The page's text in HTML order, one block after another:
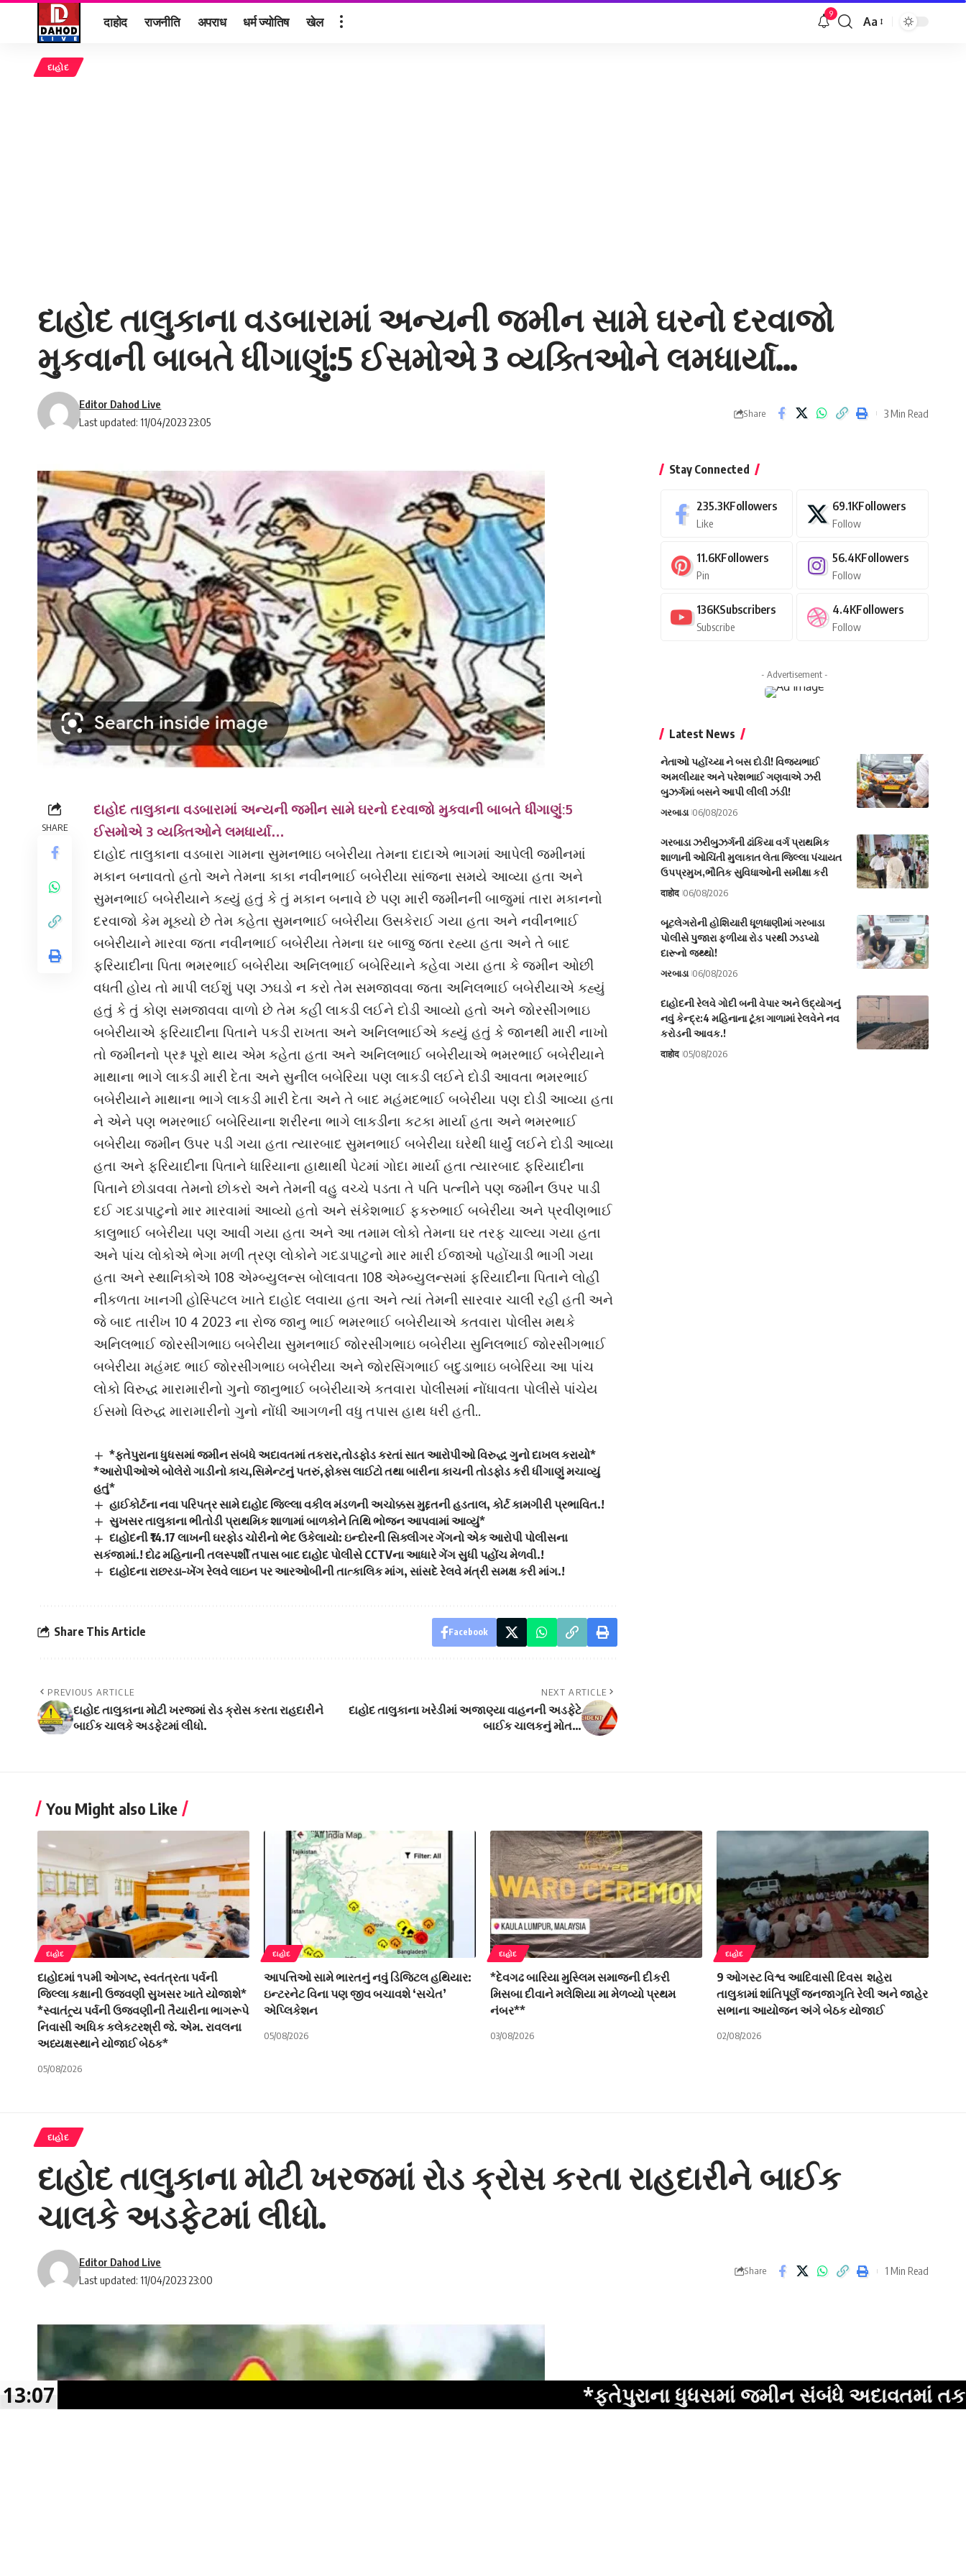
दाहोद राजनीति अपराध धर्म ज्योतिष खेल 9
Font
Aa
દાહોદ
દાહોદ તાલુકાના વડબારામાં અન્યની જમીન સામે ઘરનો દરવાજો
મુકવાની બાબતે ધીંગાણું:5 ઈસમોએ 3 વ્યક્તિઓને લમધાર્યા…
Last updated: 11/04/2023 23:05
Editor Dahod Live
Share 3 Min Read
SHARE
દાહોદ તાલુકાના વડબારામાં અન્યની જમીન સામે ઘરનો દરવાજો મુકવાની બાબતે ધીંગાણું:5
ઈસમોએ 3 વ્યક્તિઓને લમધાર્યા…
દાહોદ તાલુકાના વડબારા ગામના સુમનભાઇ બબેરીયા તેમના દાદાએ ભાગમાં આપેલી જમીનમાં
મકાન બનાવતો હતો અને તેમના કાકા નવીનભાઈ બબેરીયા સાંજના સમયે આવ્યા હતા અને
સુમનભાઈ બબેરીયાને કહ્યું હતું કે તું મકાન બનાવે છે પણ મારી જમીનની બાજુમાં તારા મકાનનો
દરવાજો કેમ મૂક્યો છે તેમ કહેતા સુમનભાઈ બબેરીયા ઉસકેરાઈ ગયા હતા અને નવીનભાઈ
બબેરીયાને મારવા જતા નવીનભાઈ બબેરીયા તેમના ઘર બાજુ જતા રહ્યા હતા અને તે બાદ
ફરિયાદીના પિતા ભમરભાઈ બબેરીયા અનિલભાઈ બબેરિયાને કહેવા ગયા હતા કે જમીન ઓછી
વધતી હોય તો માપી લઈશું પણ ઝઘડો ન કરો તેમ સમજાવવા જતા અનિલભાઈ બબેરીયાએ કહ્યું
હતું કે તું કોણ સમજાવવા વાળો છે તેમ કહી લાકડી લઈને દોડી આવ્યો હતો અને જોરસીંગભાઇ
બબેરીયાએ ફરિયાદીના પિતાને પકડી રાખતા અને અનિલભાઈએ કહ્યું હતું કે જાનથી મારી નાખો
તો જમીનનો પ્રશ્ન પૂરો થાય એમ કહેતા હતા અને અનિલભાઈ બબેરીયાએ ભમરભાઈ બબેરીયાને
માથાના ભાગે લાકડી મારી દેતા અને સુનીલ બબેરિયા પણ લાકડી લઈને દોડી આવતા ભમરભાઈ
બબેરીયાને માથાના ભાગે લાકડી મારી દેતા અને તે બાદ મહંમદભાઈ બબેરીયા પણ દોડી આવ્યા હતા
ને એને પણ ભમરભાઈ બબેરિયાના શરીરના ભાગે લાકડીના કટકા માર્યા હતા અને ભમરભાઈ
બબેરીયા જમીન ઉપર પડી ગયા હતા ત્યારબાદ સુમનભાઈ બબેરીયા ઘરેથી ધાર્યું લઈને દોડી આવ્યા
હતા અને ફરિયાદીના પિતાને ધારિયાના હાથાથી પેટમાં ગોદા માર્યા હતા ત્યારબાદ ફરિયાદીના
પિતાને છોડાવવા તેમનો છોકરો અને તેમની વહુ વચ્ચે પડતા તે પતિ પત્નીને પણ જમીન ઉપર પાડી
દઈ ગદડાપાટુનો માર મારવામાં આવ્યો હતો અને સંકેશભાઈ ફકરુભાઈ બબેરીયા અને પ્રવીણભાઈ
કાલુભાઈ બબેરીયા પણ આવી ગયા હતા અને આ તમામ લોકો તેમના ઘર તરફ ચાલ્યા ગયા હતા
અને પાંચ લોકોએ ભેગા મળી ત્રણ લોકોને ગદડાપાટુનો માર મારી ઈજાઓ પહોંચાડી ભાગી ગયા
હતા અને સ્થાનિકોએ 108 એમ્બ્યુલન્સ બોલાવતા 108 એમ્બ્યુલન્સમાં ફરિયાદીના પિતાને લોહી
નીકળતા ખાનગી હોસ્પિટલ ખાતે દાહોદ લવાયા હતા અને ત્યાં તેમની સારવાર ચાલી રહી હતી અને
જે બાદ તારીખ 10 4 2023 ના રોજ જાનુ ભાઈ ભમરભાઈ બબેરીયાએ કતવારા પોલીસ મથકે
અનિલભાઈ જોરસીંગભાઇ બબેરીયા સુમનભાઈ જોરસીંગભાઇ બબેરીયા સુનિલભાઈ જોરસીંગભાઈ
બબેરીયા મહંમદ ભાઈ જોરસીંગભાઇ બબેરીયા અને જોરસિંગભાઈ બદુડાભાઇ બબેરિયા આ પાંચ
લોકો વિરુદ્ધ મારામારીનો ગુનો જાનુભાઈ બબેરીયાએ કતવારા પોલીસમાં નોંધાવતા પોલીસે પાંચેય
ઈસમો વિરુદ્ધ મારામારીનો ગુનો નોંધી આગળની વધુ તપાસ હાથ ધરી હતી..
*ફતેપુરાના ધુધસમાં જમીન સંબંધે અદાવતમાં તકરાર,તોડફોડ કરતાં સાત આરોપીઓ વિરુદ્ધ ગુનો દાખલ કરાયો*
*આરોપીઓએ બોલેરો ગાડીનો કાચ,સિમેન્ટનું પતરું,ફોક્સ લાઈટો તથા બારીના કાચની તોડફોડ કરી ધીંગાણું મચાવ્યું
હતું*
હાઈકોર્ટના નવા પરિપત્ર સામે દાહોદ જિલ્લા વકીલ મંડળની અચોક્કસ મુદ્દતની હડતાલ, કોર્ટ કામગીરી પ્રભાવિત.!
સુખસર તાલુકાના ભીતોડી પ્રાથમિક શાળામાં બાળકોને તિથિ ભોજન આપવામાં આવ્યું*
દાહોદની ₹14.17 લાખની ઘરફોડ ચોરીનો ભેદ ઉકેલાયો: ઇન્દોરની સિક્લીગર ગેંગનો એક આરોપી પોલીસના
સકંજામાં.! દોઢ મહિનાની તલસ્પર્શી તપાસ બાદ દાહોદ પોલીસે CCTVના આધારે ગેંગ સુધી પહોંચ મેળવી.!
દાહોદના રાછરડા–ખેંગ રેલવે લાઇન પર આરઓબીની તાત્કાલિક માંગ, સાંસદે રેલવે મંત્રી સમક્ષ કરી માંગ.!
Share This Article Facebook
PREVIOUS ARTICLE
દાહોદ તાલુકાના મોટી ખરજમાં રોડ ક્રોસ કરતા રાહદારીને
બાઈક ચાલકે અડફેટમાં લીધો.
NEXT ARTICLE
દાહોદ તાલુકાના ખરેડીમાં અજાણ્યા વાહનની અડફેટે
બાઈક ચાલકનું મોત…
Stay Connected
235.3KFollowers
Like
69.1KFollowers
Follow
11.6KFollowers
Pin
56.4KFollowers
Follow
136KSubscribers
Subscribe
4.4KFollowers
Follow
- Advertisement -
Latest News
નેતાઓ પહોંચ્યા ને બસ દોડી! વિજયભાઈ
અમલીયાર અને પરેશભાઈ ગણવાએ ઝરી
બુઝર્ગમાં બસને આપી લીલી ઝંડી!
ગરબાડા 06/08/2026
ગરબાડા ઝરીબુઝર્ગની ઢાંકિયા વર્ગ પ્રાથમિક
શાળાની ઓચિંતી મુલાકાત લેતા જિલ્લા પંચાયત
ઉપપ્રમુખ,ભૌતિક સુવિધાઓની સમીક્ષા કરી
दाहोद 06/08/2026
બૂટલેગરોની હોશિયારી ધૂળધાણીમાં ગરબાડા
પોલીસે પુજારા ફળીયા રોડ પરથી ઝડપ્યો
દારૂનો જથ્થો!
ગરબાડા 06/08/2026
દાહોદની રેલવે ગોદી બની વેપાર અને ઉદ્યોગનું
નવું કેન્દ્ર:4 મહિનાના ટૂંકા ગાળામાં રેલવેને નવ
કરોડની આવક.!
दाहोद 05/08/2026
You Might also Like
દાહોદ
દાહોદમાં ૧૫મી ઓગષ્ટ, સ્વતંત્રતા પર્વની
જિલ્લા કક્ષાની ઉજવણી સુખસર ખાતે યોજાશે*
*સ્વાતંત્ર્ય પર્વની ઉજવણીની તૈયારીના ભાગરૂપે
નિવાસી અધિક કલેકટરશ્રી જે. એમ. રાવલના
અધ્યક્ષસ્થાને યોજાઈ બેઠક*
05/08/2026
દાહોદ
આપત્તિઓ સામે ભારતનું નવું ડિજિટલ હથિયાર:
ઇન્ટરનેટ વિના પણ જીવ બચાવશે ‘સચેત’
એપ્લિકેશન
05/08/2026
દાહોદ
*દેવગઢ બારિયા મુસ્લિમ સમાજની દીકરી
મિસબા દીવાને મલેશિયા મા મેળવ્યો પ્રથમ
નંબર**
03/08/2026
દાહોદ
9 ઓગસ્ટ વિશ્વ આદિવાસી દિવસ શહેરા
તાલુકામાં શાંતિપૂર્ણ જનજાગૃતિ રેલી અને જાહેર
સભાના આયોજન અંગે બેઠક યોજાઈ
02/08/2026
દાહોદ
દાહોદ તાલુકાના મોટી ખરજમાં રોડ ક્રોસ કરતા રાહદારીને બાઈક
ચાલકે અડફેટમાં લીધો.
Last updated: 11/04/2023 23:00
Editor Dahod Live
Share 1 Min Read
*ફતેપુરાના ધુધસમાં જમીન સંબંધે અદાવતમાં
13:07